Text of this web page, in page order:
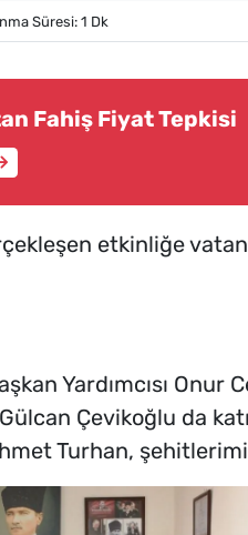
Süresi: 1 Dk
Fahiş Fiyat Tepkisi
etkinliğe
Yardımcısı Onur
Çevikoğlu da
Turhan,